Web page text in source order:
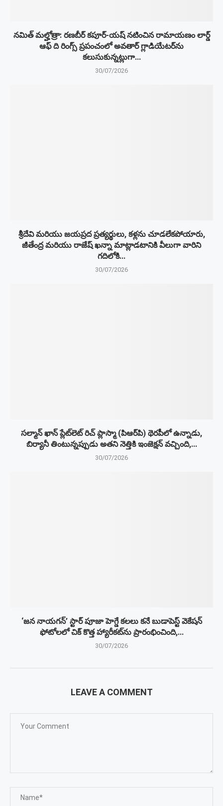
నమిత్ మల్హోత్రా: రణబీర్ కపూర్-యష్ నటించిన రామాయణం లార్డ్
ఆఫ్ ది రింగ్స్ ప్రపంచంలో అవతార్ గ్లాడియేటర్‌ను
కలుసుకున్నట్లుగా...
30/07/2026
శ్రీదేవి మరియు జయప్రద ప్రత్యర్థులు, కళ్లను చూడలేకపోయారు,
జీతేంద్ర మరియు రాజేష్ ఖన్నా మాట్లాడటానికి వీలుగా వారిని
గదిలోకి...
30/07/2026
సల్మాన్ ఖాన్ ప్లేట్‌లెట్ రిచ్ ప్లాస్మా (పిఆర్‌పి) థెరపీలో ఉన్నాడు,
బిర్యానీ తింటున్నప్పుడు అతని నెత్తికి ఇంజెక్షన్ వచ్చింది,...
30/07/2026
‘జన నాయగన్’ స్టార్ పూజా హెగ్డే కలలు కనే బుడాపెస్ట్ వెకేషన్
ఫోటోలలో చిక్ కొత్త హ్యారీకట్‌ను ప్రారంభించింది,...
30/07/2026
LEAVE A COMMENT